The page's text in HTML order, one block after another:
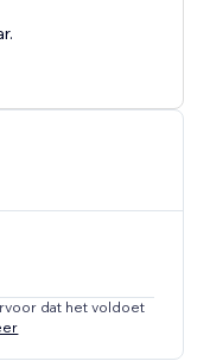
dat het voldoet